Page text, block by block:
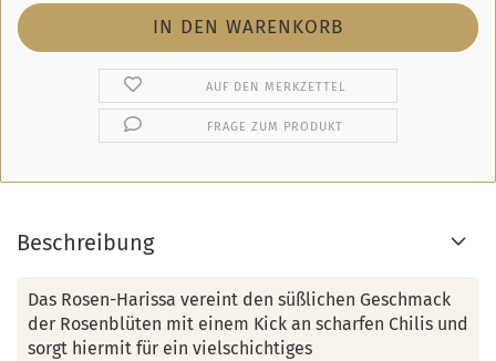
AUF DEN MERKZETTEL
FRAGE ZUM PRODUKT
Beschreibung
Das Rosen-Harissa vereint den süßlichen Geschmack
der Rosenblüten mit einem Kick an scharfen Chilis und
sorgt hiermit für ein vielschichtiges